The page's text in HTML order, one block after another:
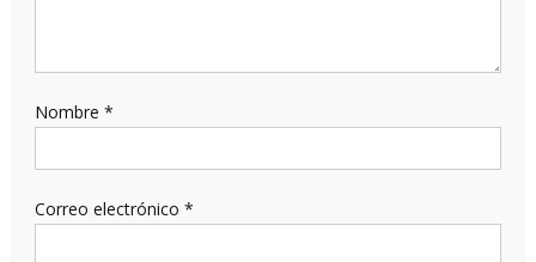
Nombre *
Correo electrónico *